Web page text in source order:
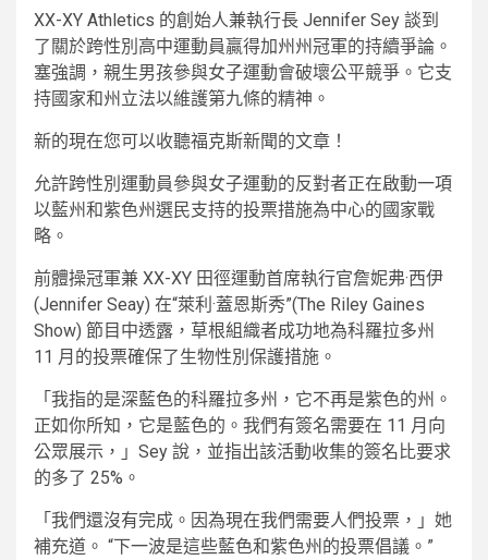
XX-XY Athletics 的創始人兼執行長 Jennifer Sey 談到
了關於跨性別高中運動員贏得加州州冠軍的持續爭論。
塞強調，親生男孩參與女子運動會破壞公平競爭。它支
持國家和州立法以維護第九條的精神。
新的現在您可以收聽福克斯新聞的文章！
允許跨性別運動員參與女子運動的反對者正在啟動一項
以藍州和紫色州選民支持的投票措施為中心的國家戰
略。
前體操冠軍兼 XX-XY 田徑運動首席執行官詹妮弗·西伊
(Jennifer Seay) 在“萊利·蓋恩斯秀”(The Riley Gaines
Show) 節目中透露，草根組織者成功地為科羅拉多州
11 月的投票確保了生物性別保護措施。
「我指的是深藍色的科羅拉多州，它不再是紫色的州。
正如你所知，它是藍色的。我們有簽名需要在 11 月向
公眾展示，」Sey 說，並指出該活動收集的簽名比要求
的多了 25%。
「我們還沒有完成。因為現在我們需要人們投票，」她
補充道。 “下一波是這些藍色和紫色州的投票倡議。”